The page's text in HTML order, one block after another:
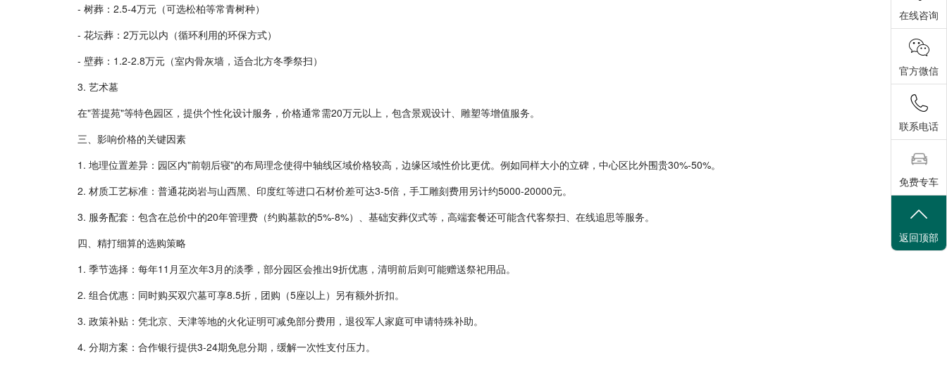
- 树葬：2.5-4万元（可选松柏等常青树种）
- 花坛葬：2万元以内（循环利用的环保方式）
- 壁葬：1.2-2.8万元（室内骨灰墙，适合北方冬季祭扫）
3. 艺术墓
在"菩提苑"等特色园区，提供个性化设计服务，价格通常需20万元以上，包含景观设计、雕塑等增值服务。
三、影响价格的关键因素
1. 地理位置差异：园区内"前朝后寝"的布局理念使得中轴线区域价格较高，边缘区域性价比更优。例如同样大小的立碑，中心区比外围贵30%-50%。
2. 材质工艺标准：普通花岗岩与山西黑、印度红等进口石材价差可达3-5倍，手工雕刻费用另计约5000-20000元。
3. 服务配套：包含在总价中的20年管理费（约购墓款的5%-8%）、基础安葬仪式等，高端套餐还可能含代客祭扫、在线追思等服务。
四、精打细算的选购策略
1. 季节选择：每年11月至次年3月的淡季，部分园区会推出9折优惠，清明前后则可能赠送祭祀用品。
2. 组合优惠：同时购买双穴墓可享8.5折，团购（5座以上）另有额外折扣。
3. 政策补贴：凭北京、天津等地的火化证明可减免部分费用，退役军人家庭可申请特殊补助。
4. 分期方案：合作银行提供3-24期免息分期，缓解一次性支付压力。
在线咨询
官方微信
联系电话
免费专车
返回顶部